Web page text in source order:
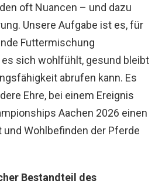
oft Nuancen – und dazu
Unsere Aufgabe ist es, für
Futtermischung
sich wohlfühlt, gesund bleibt
abrufen kann. Es
Ehre, bei einem Ereignis
Aachen 2026 einen
und Wohlbefinden der Pferde
Bestandteil des